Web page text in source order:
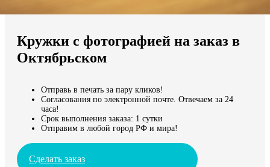
Мы доставляем по всему миру
Продолжить без города
Кружки с фотографией на заказ в
Октябрьском
Отправь в печать за пару кликов!
Согласования по электронной почте. Отвечаем за 24
часа!
Срок выполнения заказа: 1 сутки
Отправим в любой город РФ и мира!
Сделать заказ